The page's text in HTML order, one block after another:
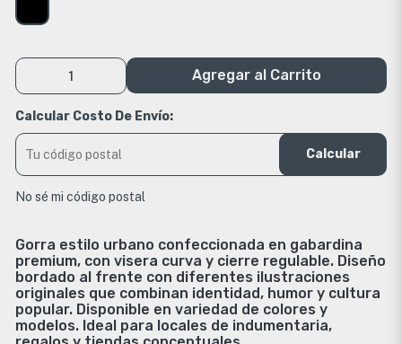
Agregar al Carrito
Calcular Costo De Envío:
Calcular
No sé mi código postal
Gorra estilo urbano confeccionada en gabardina
premium, con visera curva y cierre regulable. Diseño
bordado al frente con diferentes ilustraciones
originales que combinan identidad, humor y cultura
popular. Disponible en variedad de colores y
modelos. Ideal para locales de indumentaria,